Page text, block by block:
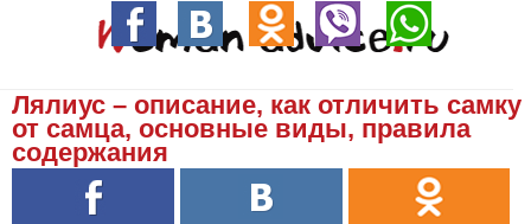
Лялиус – описание, как отличить самку
от самца, основные виды, правила
содержания